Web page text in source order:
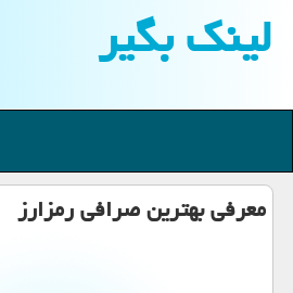
لینك بگیر
معرفی بهترین صرافی رمزارز